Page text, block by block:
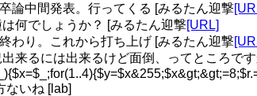
論中間発表。行ってくる [みるたん迎撃
何でしょうか？ [みるたん迎撃[URL]
わり。これから打ち上げ [みるたん迎撃
来るには出来るけど面倒、ってところで
ないね [lab]